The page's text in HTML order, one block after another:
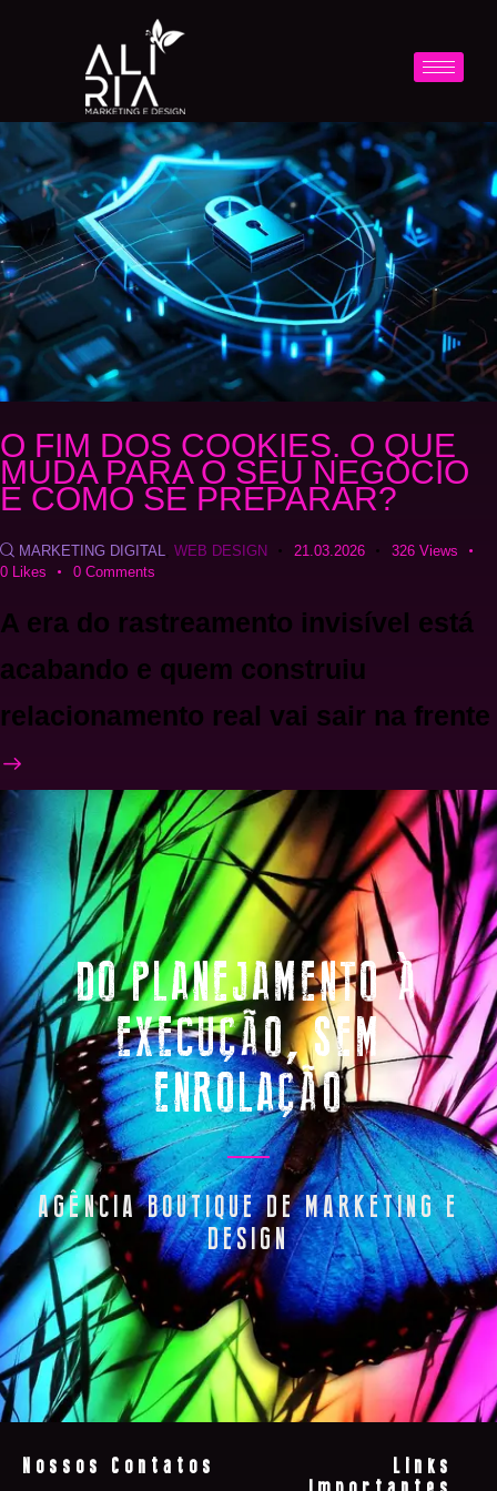
O FIM DOS COOKIES. O QUE
MUDA PARA O SEU NEGÓCIO
E COMO SE PREPARAR?
MARKETING DIGITAL WEB DESIGN 21.03.2026 326 Views
0 Likes 0 Comments
A era do rastreamento invisível está
acabando e quem construiu
relacionamento real vai sair na frente
DO PLANEJAMENTO À
EXECUÇÃO, SEM
ENROLAÇÃO
AGÊNCIA BOUTIQUE DE MARKETING E
DESIGN
Nossos Contatos
Links